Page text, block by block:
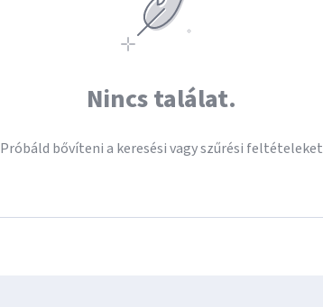
Nincs találat.
Próbáld bővíteni a keresési vagy szűrési feltételeket